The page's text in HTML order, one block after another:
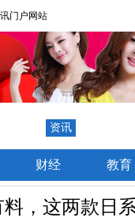
门户网站
资讯
财经 教育
，这两款日